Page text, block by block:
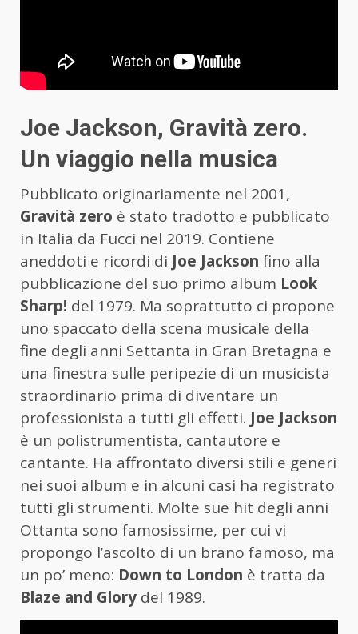
Joe Jackson, Gravità zero.
Un viaggio nella musica
Pubblicato originariamente nel 2001,
Gravità zero è stato tradotto e pubblicato
in Italia da Fucci nel 2019. Contiene
aneddoti e ricordi di Joe Jackson fino alla
pubblicazione del suo primo album Look
Sharp! del 1979. Ma soprattutto ci propone
uno spaccato della scena musicale della
fine degli anni Settanta in Gran Bretagna e
una finestra sulle peripezie di un musicista
straordinario prima di diventare un
professionista a tutti gli effetti. Joe Jackson
è un polistrumentista, cantautore e
cantante. Ha affrontato diversi stili e generi
nei suoi album e in alcuni casi ha registrato
tutti gli strumenti. Molte sue hit degli anni
Ottanta sono famosissime, per cui vi
propongo l’ascolto di un brano famoso, ma
un po’ meno: Down to London è tratta da
Blaze and Glory del 1989.